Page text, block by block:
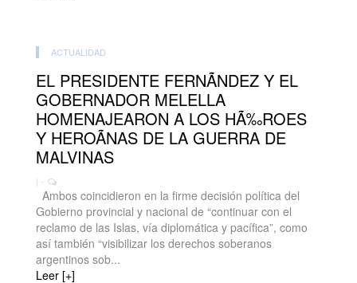
ACTUALIDAD
EL PRESIDENTE FERNÃNDEZ Y EL
GOBERNADOR MELELLA
HOMENAJEARON A LOS HÃ‰ROES
Y HEROÃNAS DE LA GUERRA DE
MALVINAS
| -
Ambos coincidieron en la firme decisión política del
Gobierno provincial y nacional de “continuar con el
reclamo de las Islas, vía diplomática y pacífica”, como
así también “visibilizar los derechos soberanos
argentinos sob...
Leer [+]